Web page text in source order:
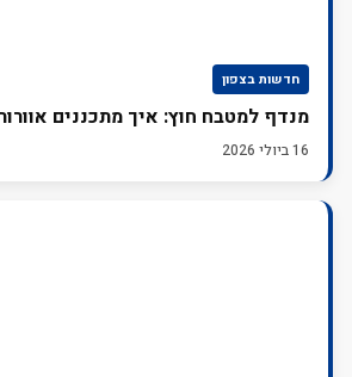
חדשות בצפון
מנדף למטבח חוץ: איך מתכננים אוורור
16 ביולי 2026